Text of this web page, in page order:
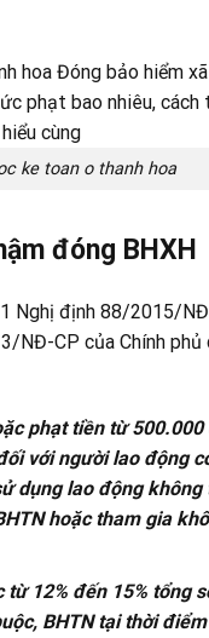
ke toan o thanh hoa
đóng BHXH
Nghị định 88/2015/
NĐ-CP của Chính phủ
phạt tiền từ
với người lao động
dụng lao động không
hoặc tham gia
12% đến 15% tổng
BHTN tại thời